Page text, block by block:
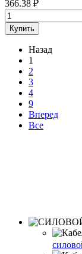
366.38 ₽
Купить
Назад
1
2
3
4
9
Вперед
Все